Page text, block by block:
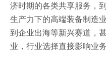
济时期的各类共享服务，
生产力下的高端装备制造
到企业出海等新兴赛道，
业，行业选择直接影响业务